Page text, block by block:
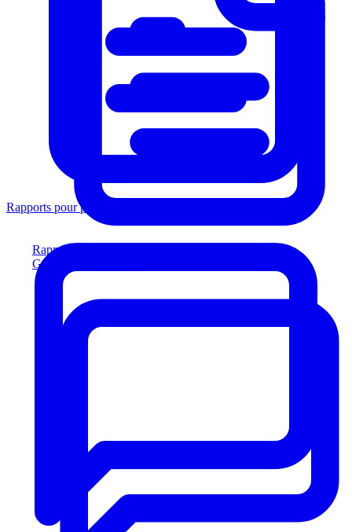
Rapports pour prêteurs
Générez des rapports conformes aux prêteurs
Rapports pour prêteurs